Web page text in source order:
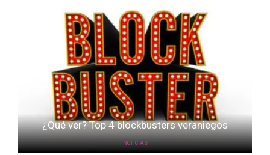
¿Qué ver? Top 4 blockbusters veraniegos
NOTICIAS